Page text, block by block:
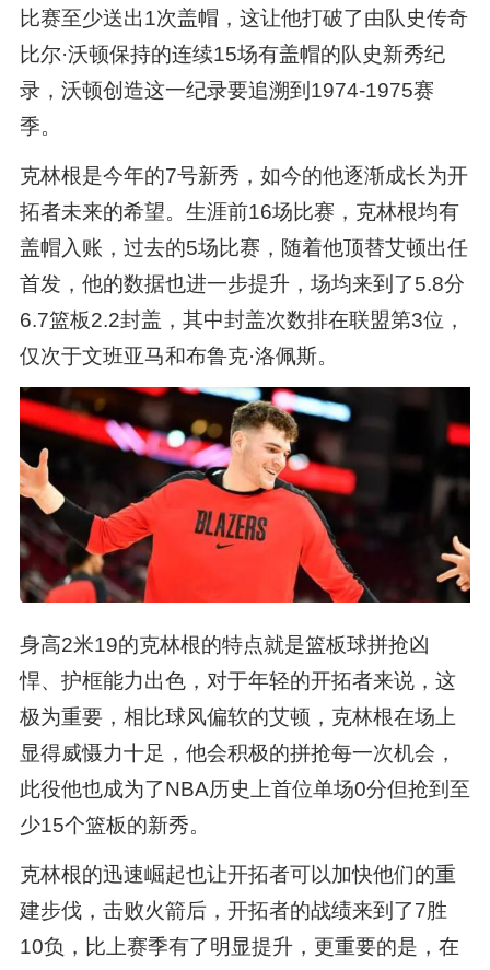
比赛至少送出1次盖帽，这让他打破了由队史传奇
比尔·沃顿保持的连续15场有盖帽的队史新秀纪
录，沃顿创造这一纪录要追溯到1974-1975赛
季。
克林根是今年的7号新秀，如今的他逐渐成长为开
拓者未来的希望。生涯前16场比赛，克林根均有
盖帽入账，过去的5场比赛，随着他顶替艾顿出任
首发，他的数据也进一步提升，场均来到了5.8分
6.7篮板2.2封盖，其中封盖次数排在联盟第3位，
仅次于文班亚马和布鲁克·洛佩斯。
身高2米19的克林根的特点就是篮板球拼抢凶
悍、护框能力出色，对于年轻的开拓者来说，这
极为重要，相比球风偏软的艾顿，克林根在场上
显得威慑力十足，他会积极的拼抢每一次机会，
此役他也成为了NBA历史上首位单场0分但抢到至
少15个篮板的新秀。
克林根的迅速崛起也让开拓者可以加快他们的重
建步伐，击败火箭后，开拓者的战绩来到了7胜
10负，比上赛季有了明显提升，更重要的是，在